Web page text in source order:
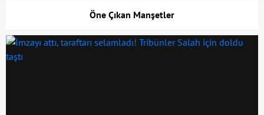
Öne Çıkan Manşetler